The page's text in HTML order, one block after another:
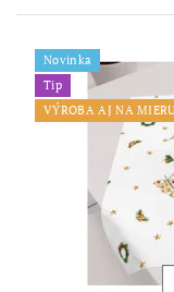
Novinka
Tip
VÝROBA AJ NA MIERU